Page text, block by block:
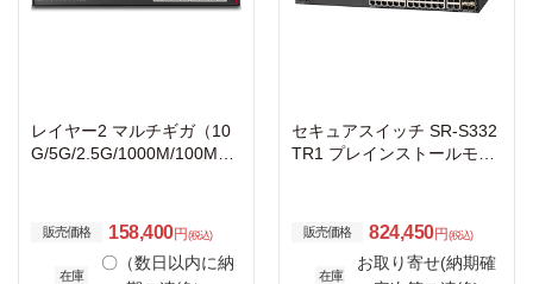
レイヤー2 マルチギガ（10
G/5G/2.5G/1000M/100M）
販売価格 158,400円 (税込)
在庫
〇（数日以内に納
セキュアスイッチ SR-S332
TR1 プレインストールモデ
販売価格 824,450円 (税込)
在庫
お取り寄せ(納期確